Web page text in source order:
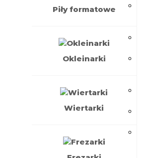
Piły formatowe
Okleinarki
Wiertarki